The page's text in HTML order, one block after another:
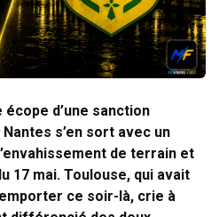
écope d’une sanction
s’en sort avec un
de terrain et
17 mai. Toulouse, qui avait
ce soir-là, crie à